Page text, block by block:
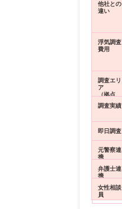
他社との
違い
浮気調査
費用
調査エリ
ア
（拠点
数）
調査実績
即日調査
元警察連
携
弁護士連
携
女性相談
員